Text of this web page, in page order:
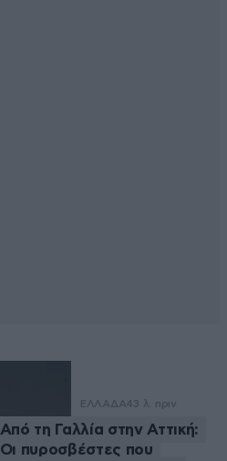
ΕΛΛΑΔΑ43 λ. πριν
Από τη Γαλλία στην Αττική:
Οι πυροσβέστες που